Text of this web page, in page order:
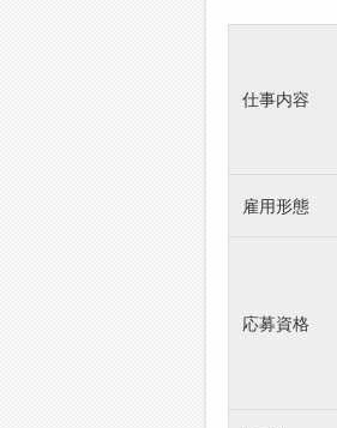
仕事内容
雇用形態
応募資格